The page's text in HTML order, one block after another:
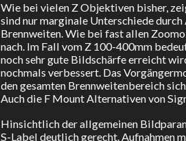
Wie bei vielen Z Objektiven bisher,
sind nur marginale Unterschiede
Brennweiten. Wie bei fast allen
nach. Im Fall vom Z 100-400mm
noch sehr gute Bildschärfe erreicht
nochmals verbessert. Das
den gesamten Brennweitenbereich
Auch die F Mount Alternativen von
Hinsichtlich der allgemeinen
S-Label deutlich gerecht. Aufnahmen